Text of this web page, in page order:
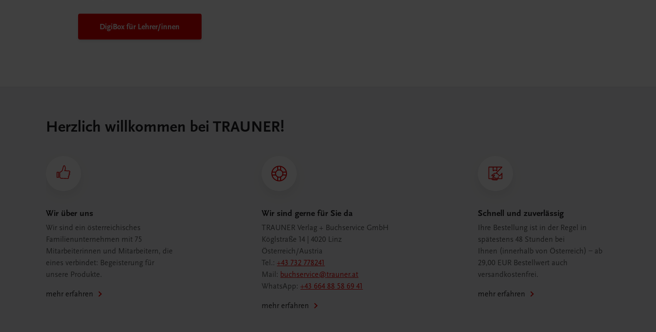
DigiBox für Lehrer/innen
Herzlich willkommen bei TRAUNER!
Wir über uns
Wir sind ein österreichisches
Familienunternehmen mit 75
Mitarbeiterinnen und Mitarbeitern, die
eines verbindet: Begeisterung für
unsere Produkte.
mehr erfahren
Wir sind gerne für Sie da
TRAUNER Verlag + Buchservice GmbH
Köglstraße 14 | 4020 Linz
Österreich/Austria
Tel.:+43 732 778241
Mail: buchservice@trauner.at
WhatsApp:+43 664 88 58 69 41
mehr erfahren
Schnell und zuverlässig
Ihre Bestellung ist in der Regel in
spätestens 48 Stunden bei
Ihnen (innerhalb von Österreich) – ab
29,00 EUR Bestellwert auch
versandkostenfrei.
mehr erfahren